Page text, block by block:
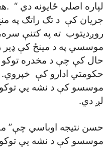
لپاره اصلي ځايونه دي “
جريان کې د تګ راتګ په
روږديتوب ته په کتنې
موسسي په د مينځ کې
حال کې چې د مخدره
حکومتي ادارو کې خپروي.
موسسو کې د نشه يي توکو
لږ دي.
حسن نتيجه اوباسي چې”
موسسو کې د نشه يي توکو